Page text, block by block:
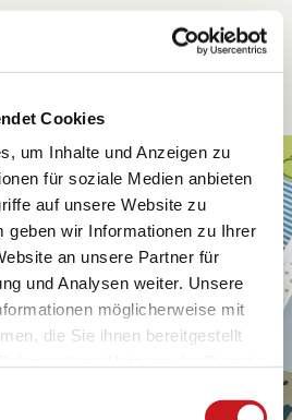
Cookies
um Inhalte und Anzeigen zu
für soziale Medien anbieten
auf unsere Website zu
geben wir Informationen zu Ihrer
an unsere Partner für
und Analysen weiter. Unsere
möglicherweise mit
die Sie ihnen bereitgestellt
mehr darüber, wer wir sind, wie